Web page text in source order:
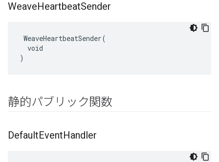
WeaveHeartbeatSender
WeaveHeartbeatSender(
  void
)
静的パブリック関数
DefaultEventHandler